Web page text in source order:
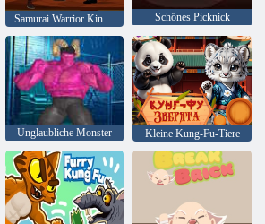
Samurai Warrior Kingdom Held Schönes Picknick
Unglaubliche Monster Kleine Kung-Fu-Tiere